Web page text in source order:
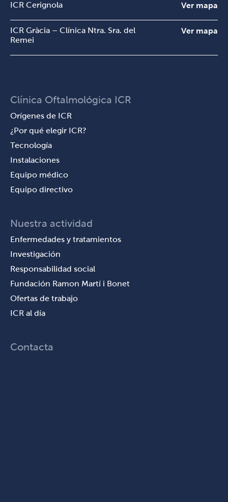
ICR Cerignola Ver mapa
ICR Gràcia – Clínica Ntra. Sra. del
Remei
Ver mapa
Clínica Oftalmológica ICR
Orígenes de ICR
¿Por qué elegir ICR?
Tecnología
Instalaciones
Equipo médico
Equipo directivo
Nuestra actividad
Enfermedades y tratamientos
Investigación
Responsabilidad social
Fundación Ramon Martí i Bonet
Ofertas de trabajo
ICR al día
Contacta